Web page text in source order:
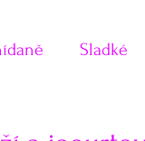
Sladké